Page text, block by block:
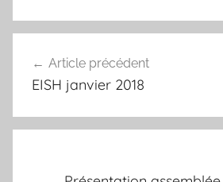
de
Article précédent
EISH janvier 2018